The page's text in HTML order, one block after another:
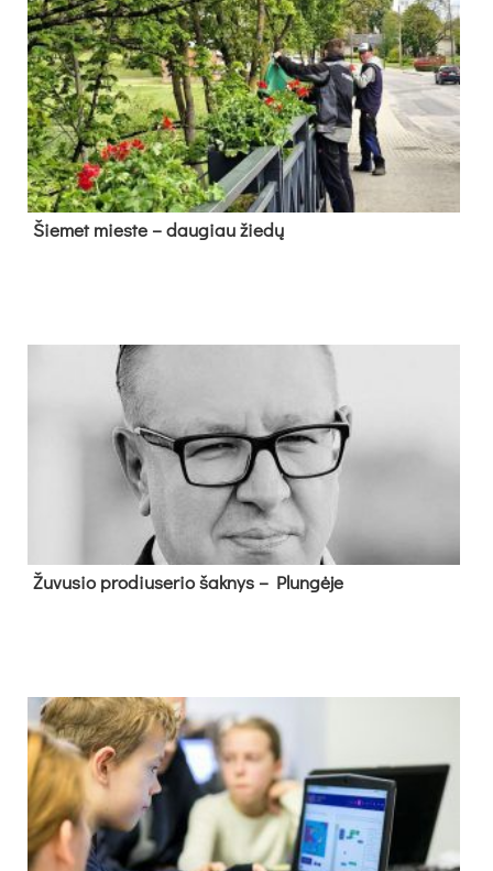
Šie­met mies­te – dau­giau žie­dų
Žu­vu­sio pro­diu­se­rio šak­nys – Plun­gė­je